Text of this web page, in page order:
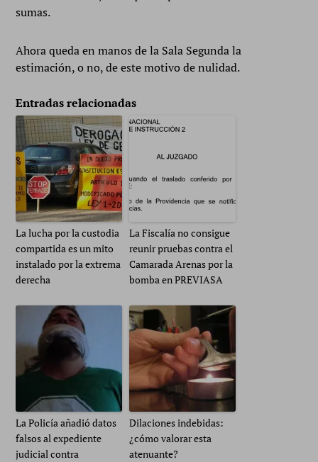
sumas.
Ahora queda en manos de la Sala Segunda la
estimación, o no, de este motivo de nulidad.
Entradas relacionadas
La lucha por la custodia
compartida es un mito
instalado por la extrema
derecha
La Fiscalía no consigue
reunir pruebas contra el
Camarada Arenas por la
bomba en PREVIASA
La Policía añadió datos
falsos al expediente
judicial contra
Dilaciones indebidas:
¿cómo valorar esta
atenuante?